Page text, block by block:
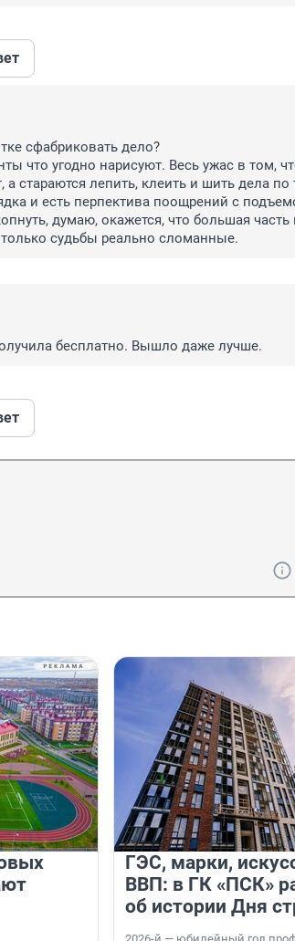
сфабриковать дело?
что угодно нарисуют. Весь ужас в том,
а стараются лепить, клеить и шить дела по
и есть перпектива поощрений с
думаю, окажется, что большая часть
судьбы реально сломанные.
бесплатно. Вышло даже лучше.
ГЭС, марки,
ВВП: в ГК «ПСК»
об истории Дня